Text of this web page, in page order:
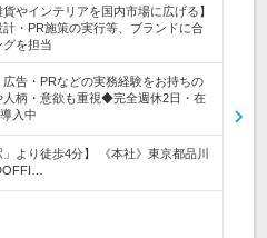
やインテリアを国内市場に広げる】
・PR施策の実行等、ブランドに合
グを担当
告・PRなどの実務経験をお持ちの
人柄・意欲も重視◆完全週休2日・在
入中
」より徒歩4分】 《本社》東京都品川